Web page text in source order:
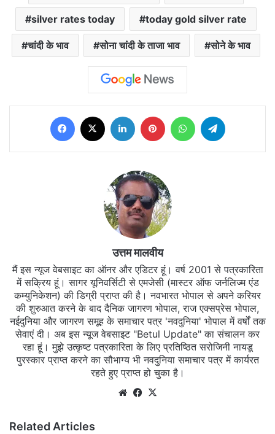
silver rates today today gold silver rate
चांदी के भाव सोना चांदी के ताजा भाव सोने के भाव
Facebook LinkedIn PinterestWhatsApp
उत्तम मालवीय
मैं इस न्यूज वेबसाइट का ऑनर और एडिटर हूं। वर्ष 2001 से पत्रकारिता
में सक्रिय हूं। सागर यूनिवर्सिटी से एमजेसी (मास्टर ऑफ जर्नलिज्म एंड
कम्युनिकेशन) की डिग्री प्राप्त की है। नवभारत भोपाल से अपने करियर
की शुरुआत करने के बाद दैनिक जागरण भोपाल, राज एक्सप्रेस भोपाल,
नईदुनिया और जागरण समूह के समाचार पत्र 'नवदुनिया' भोपाल में वर्षों तक
सेवाएं दी। अब इस न्यूज वेबसाइट "Betul Update" का संचालन कर
रहा हूं। मुझे उत्कृष्ट पत्रकारिता के लिए प्रतिष्ठित सरोजिनी नायडू
पुरस्कार प्राप्त करने का सौभाग्य भी नवदुनिया समाचार पत्र में कार्यरत
रहते हुए प्राप्त हो चुका है।
WebsiteFacebook
Related Articles